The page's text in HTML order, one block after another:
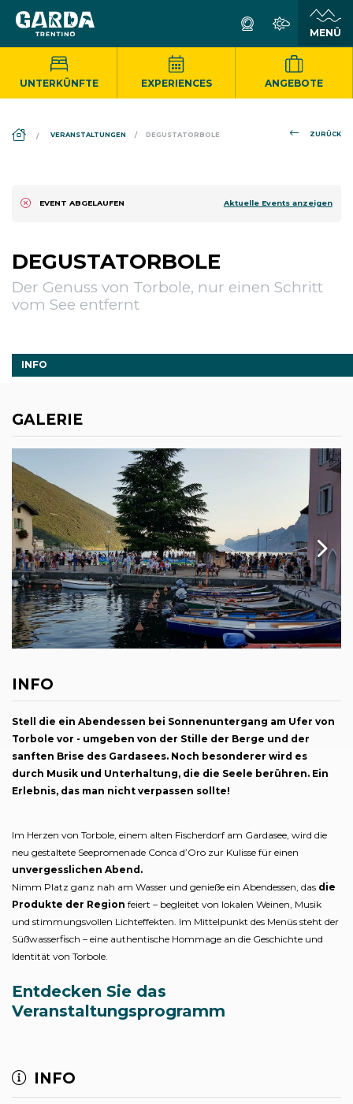
UNTERKÜNFTE EXPERIENCES ANGEBOTE
ZURÜCK
VERANSTALTUNGEN DEGUSTATORBOLE
EVENT ABGELAUFEN Aktuelle Events anzeigen
DEGUSTATORBOLE
Der Genuss von Torbole, nur einen Schritt
vom See entfernt
INFO
GALERIE
INFO
Stell die ein Abendessen bei Sonnenuntergang am Ufer von
Torbole vor - umgeben von der Stille der Berge und der
sanften Brise des Gardasees. Noch besonderer wird es
durch Musik und Unterhaltung, die die Seele berühren. Ein
Erlebnis, das man nicht verpassen sollte!
Im Herzen von Torbole, einem alten Fischerdorf am Gardasee, wird die
neu gestaltete Seepromenade Conca d’Oro zur Kulisse für einen
unvergesslichen Abend.
Nimm Platz ganz nah am Wasser und genieße ein Abendessen, das die
Produkte der Region feiert – begleitet von lokalen Weinen, Musik
und stimmungsvollen Lichteffekten. Im Mittelpunkt des Menüs steht der
Süßwasserfisch – eine authentische Hommage an die Geschichte und
Identität von Torbole.
Entdecken Sie das
Veranstaltungsprogramm
INFO